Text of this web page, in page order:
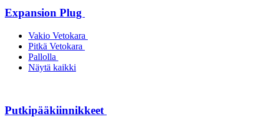
Expansion Plug
Vakio Vetokara
Pitkä Vetokara
Pallolla
Näytä kaikki
Putkipääkiinnikkeet